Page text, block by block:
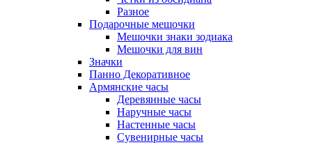
Разное
Подарочные мешочки
Мешочки знаки зодиака
Мешочки для вин
Значки
Панно Декоративное
Армянские часы
Деревянные часы
Наручные часы
Настенные часы
Сувенирные часы